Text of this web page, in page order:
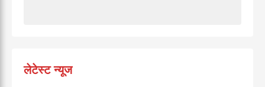
लेटेस्ट न्यूज